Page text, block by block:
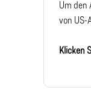
Um den
von US-
Klicken